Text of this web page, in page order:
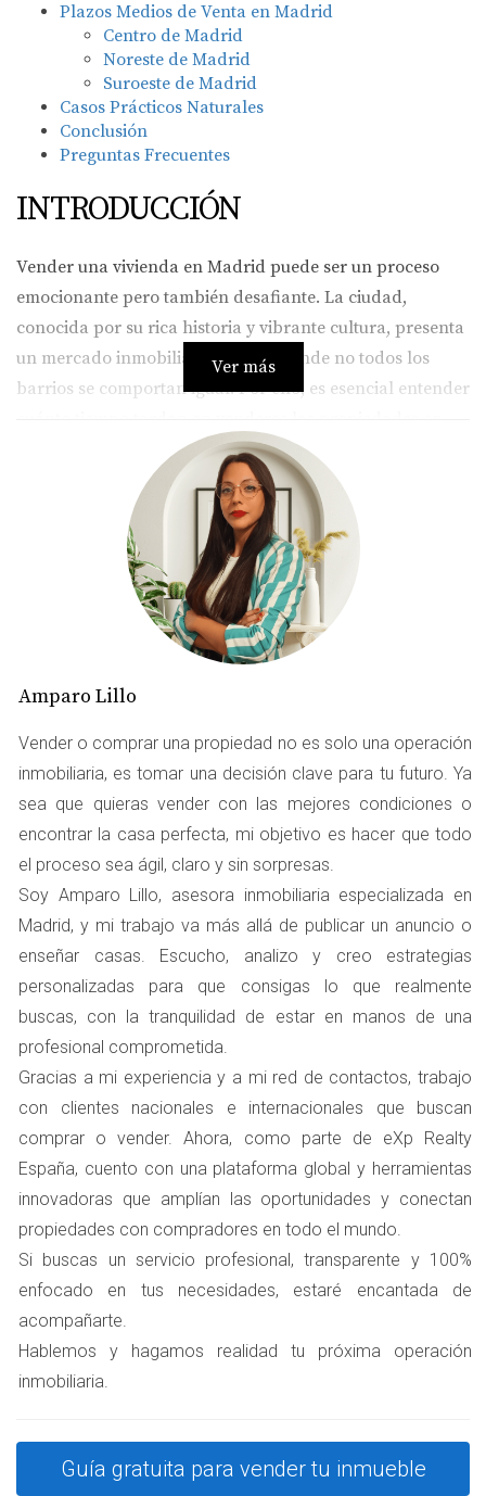
Plazos Medios de Venta en Madrid
Centro de Madrid
Noreste de Madrid
Suroeste de Madrid
Casos Prácticos Naturales
Conclusión
Preguntas Frecuentes
INTRODUCCIÓN
Vender una vivienda en Madrid puede ser un proceso
emocionante pero también desafiante. La ciudad,
conocida por su rica historia y vibrante cultura, presenta
un mercado inmobiliario diverso donde no todos los
barrios se comportan igual. Por ello, es esencial entender
cada zona para poder establecer expectativas realistas y
planificar adecuadamente tu estrategia de venta. En este
sentido, contar con un experto como Amparo Lillo puede
marcar la diferencia entre una venta rápida y exitosa o
un proceso prolongado y estresante.
PLAZOS MEDIOS DE VENTA EN
referimos al tiempo que tarda una propiedad desde que
se pone en el mercado hasta que se firma la escritura de
compraventa. Este plazo varía significativamente según
el barrio, y aquí te mostramos un desglose por zonas.
Centro de Madrid
El corazón de la ciudad es uno de los lugares más
codiciados para vivir y, por ende, también uno de los más
rápidos para vender. En el Centro de Madrid, el plazo
medio de venta se sitúa alrededor de 30 a 45 días. Esto se
debe a la alta demanda y a la oferta limitada. Las
propiedades bien ubicadas y en buen estado pueden
incluso venderse en menos tiempo.
Noreste de Madrid
Distritos como Chamartín y Ciudad Lineal presentan un
mercado más estable. Aquí, el tiempo medio para vender
una vivienda oscila entre 45 y 60 días. Aunque la
demanda sigue siendo fuerte, hay más opciones
disponibles para los compradores, lo que puede alargar
ligeramente el proceso.
En zonas como Carabanchel o Usera, el plazo medio
puede extenderse hasta 90 días o más. Estas áreas suelen
Ver más
Amparo Lillo
Vender o comprar una propiedad no es solo una operación
inmobiliaria, es tomar una decisión clave para tu futuro. Ya
sea que quieras vender con las mejores condiciones o
encontrar la casa perfecta, mi objetivo es hacer que todo
el proceso sea ágil, claro y sin sorpresas.
Soy Amparo Lillo, asesora inmobiliaria especializada en
Madrid, y mi trabajo va más allá de publicar un anuncio o
enseñar casas. Escucho, analizo y creo estrategias
personalizadas para que consigas lo que realmente
buscas, con la tranquilidad de estar en manos de una
profesional comprometida.
Gracias a mi experiencia y a mi red de contactos, trabajo
con clientes nacionales e internacionales que buscan
comprar o vender. Ahora, como parte de eXp Realty
España, cuento con una plataforma global y herramientas
innovadoras que amplían las oportunidades y conectan
propiedades con compradores en todo el mundo.
Si buscas un servicio profesional, transparente y 100%
enfocado en tus necesidades, estaré encantada de
acompañarte.
Hablemos y hagamos realidad tu próxima operación
inmobiliaria.
Guía gratuita para vender tu inmueble